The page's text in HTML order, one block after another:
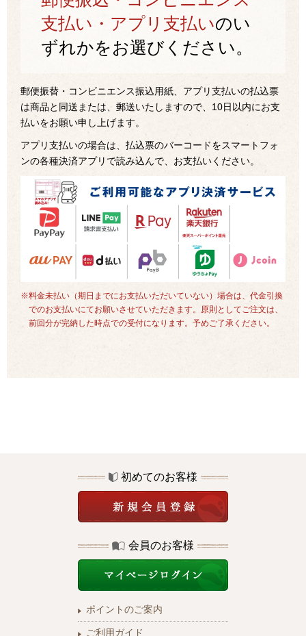
支払い・アプリ支払いのい
ずれかをお選びください。
郵便振替・コンビニエンス振込用紙、アプリ支払いの払込票
は商品と同送または、郵送いたしますので、10日以内にお支
払いをお願い申し上げます。
アプリ支払いの場合は、払込票のバーコードをスマートフォ
ンの各種決済アプリで読み込んで、お支払いください。
※料金未払い（期日までにお支払いただいていない）場合は、代金引換
でのお支払いにてお願いさせていただきます。原則としてご注文は、
前回分が完納した時点での受付になります。予めご了承ください。
初めてのお客様
会員のお客様
ポイントのご案内
ご利用ガイド